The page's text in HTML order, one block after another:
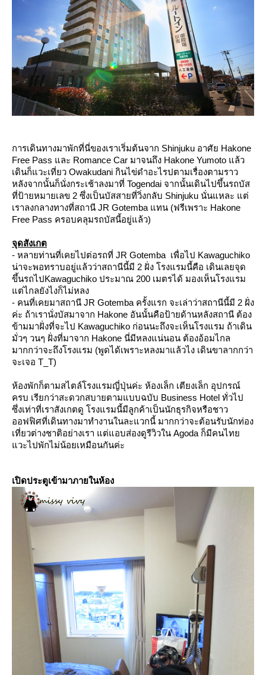
การเดินทางมาพักที่นี่ของเราเริ่มต้นจาก Shinjuku อาศัย Hakone
Free Pass และ Romance Car มาจนถึง Hakone Yumoto แล้ว
เดินก็แวะเที่ยว Owakudani กินไข่ดำอะไรปตามเรื่องตามราว
หลังจากนั้นก็นั่งกระเช้าลงมาที่ Togendai จากนั้นเดินไปขึ้นรถบัส
ที่ป้ายหมายเลข 2 ซึ่งเป็นบัสสายที่วิ่งกลับ Shinjuku นั่นแหละ แต่
เราลงกลางทางที่สถานี JR Gotemba แทน (ฟรีเพราะ Hakone
Free Pass ครอบคลุมรถบัสนี้อยู่แล้ว)
จุดสังเกต
- หลายท่านที่เคยไปต่อรถที่ JR Gotemba เพื่อไป Kawaguchiko
น่าจะพอทราบอยู่แล้วว่าสถานีนี้มี 2 ฝั่ง โรงแรมนี้คือ เดินเลยจุด
ขึ้นรถไปKawaguchiko ประมาณ 200 เมตรได้ มองเห็นโรงแรม
ต่ไกลยังไงก็ไม่หลง
- คนที่เคยมาสถานี JR Gotemba ครั้งแรก จะเล่าว่าสถานีนี้มี 2 ฝั่ง
ค่ะ ถ้าเรานั่งบัสมาจาก Hakone อันนั้นคือป้ายด้านหลังสถานี ต้อง
ข้ามมาฝั่งที่จะไป Kawaguchiko ก่อนนะถึงจะเห็นโรงแรม ถ้าเดิน
มั่วๆ วนๆ ฝั่งที่มาจาก Hakone นี่มีหลงแน่นอน ต้องอ้อมไกล
มากกว่าจะถึงโรงแรม (พูดได้เพราะหลงมาแล้วไง เดินขาลากกว่า
จะเจอ T_T)
ห้องพักก็ตามสไตล์โรงแรมญี่ปุ่นค่ะ ห้องเล็ก เตียงเล็ก อุปกรณ์
ครบ เรียกว่าสะดวกสบายตามแบบฉบับ Business Hotel ทั่วไป
ซึ่งเท่าที่เราสังเกตดู โรงแรมนี้มีลูกค้าเป็นนักธุรกิจหรือชาว
ออฟฟิศที่เดินทางมาทำงานในละแวกนี้ มากกว่าจะต้อนรับนักท่อง
เที่ยวต่างชาติอย่างเรา แต่แอบส่องดูรีวิวใน Agoda ก็มีคนไท
วะไปพักไม่น้อยเหมือนกันค่ะ
เปิดประตูเข้ามาภายในห้อง